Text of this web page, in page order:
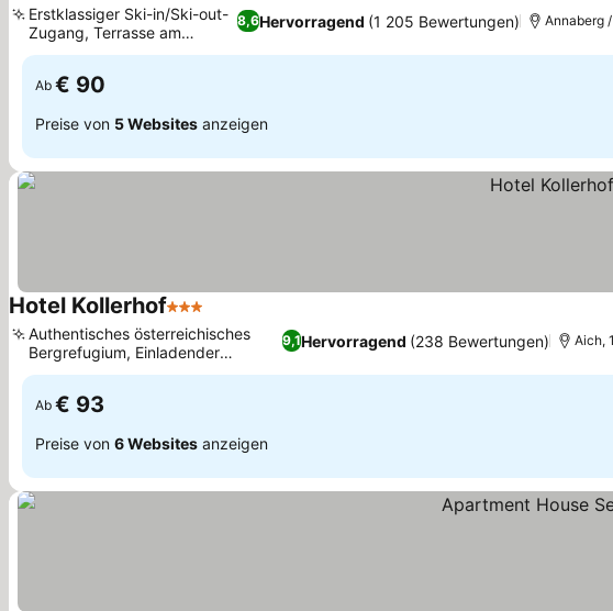
8,6Hervorragend (1 205 Bewertungen)
Erstklassiger Ski-in/Ski-out-
Zugang, Terrasse am
Flussufer
Annaberg
Ab € 90
Preise von 5 Websites anzeigen
Hotel Kollerhof3 Sterne
9,1Hervorragend (238 Bewertungen)
Authentisches österreichisches
Bergrefugium, Einladender
Wellnessbereich
Aich,
Ab € 93
Preise von 6 Websites anzeigen